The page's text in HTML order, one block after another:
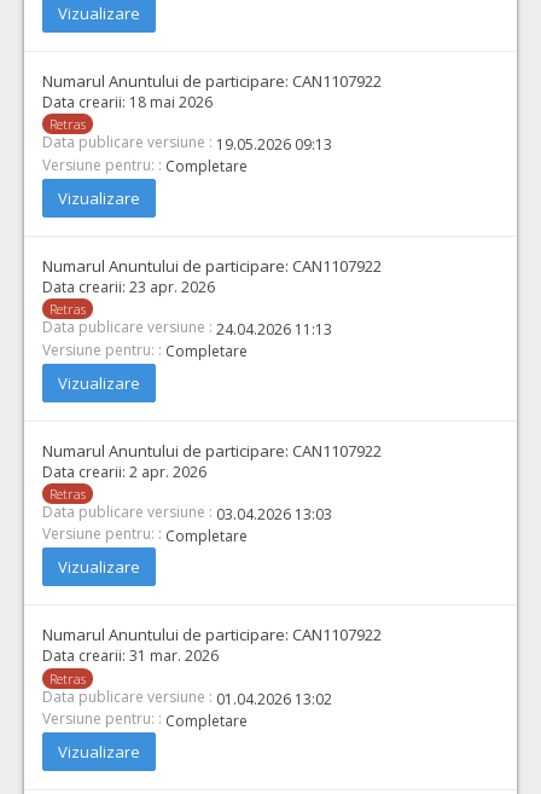
Vizualizare
Numarul Anuntului de participare: CAN1107922
Data crearii: 18 mai 2026
Retras
Data publicare versiune : 19.05.2026 09:13
Versiune pentru: : Completare
Vizualizare
Numarul Anuntului de participare: CAN1107922
Data crearii: 23 apr. 2026
Retras
Data publicare versiune : 24.04.2026 11:13
Versiune pentru: : Completare
Vizualizare
Numarul Anuntului de participare: CAN1107922
Data crearii: 2 apr. 2026
Retras
Data publicare versiune : 03.04.2026 13:03
Versiune pentru: : Completare
Vizualizare
Numarul Anuntului de participare: CAN1107922
Data crearii: 31 mar. 2026
Retras
Data publicare versiune : 01.04.2026 13:02
Versiune pentru: : Completare
Vizualizare